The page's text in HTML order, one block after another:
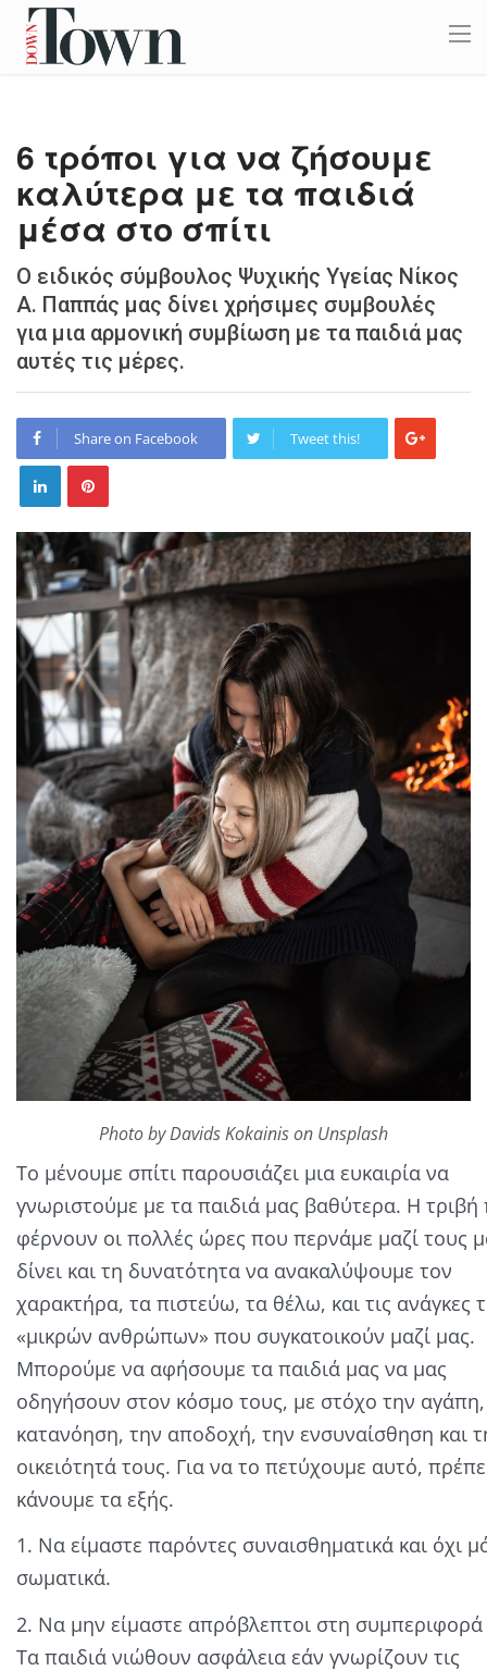
6 τρόποι για να ζήσουμε
καλύτερα με τα παιδιά
μέσα στο σπίτι
Ο ειδικός σύμβουλος Ψυχικής Υγείας Νίκος
Α. Παππάς μας δίνει χρήσιμες συμβουλές
για μια αρμονική συμβίωση με τα παιδιά μας
αυτές τις μέρες.
Share on Facebook Tweet this!
Photo by Davids Kokainis on Unsplash
Το μένουμε σπίτι παρουσιάζει μια ευκαιρία να
γνωριστούμε με τα παιδιά μας βαθύτερα. Η τριβή
φέρνουν οι πολλές ώρες που περνάμε μαζί τους
δίνει και τη δυνατότητα να ανακαλύψουμε τον
χαρακτήρα, τα πιστεύω, τα θέλω, και τις ανάγκες
«μικρών ανθρώπων» που συγκατοικούν μαζί μας.
Μπορούμε να αφήσουμε τα παιδιά μας να μας
οδηγήσουν στον κόσμο τους, με στόχο την
κατανόηση, την αποδοχή, την ενσυναίσθηση και
οικειότητά τους. Για να το πετύχουμε αυτό,
κάνουμε τα εξής.
1. Να είμαστε παρόντες συναισθηματικά και όχι
σωματικά.
2. Να μην είμαστε απρόβλεπτοι στη
Τα παιδιά νιώθουν ασφάλεια εάν γνωρίζουν τις